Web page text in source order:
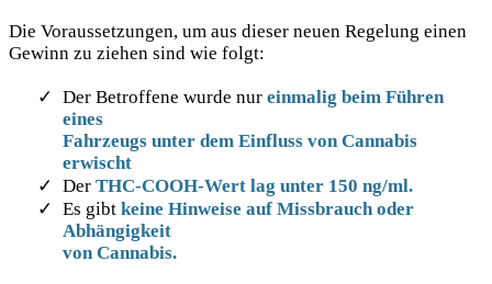
Die Voraussetzungen, um aus dieser neuen Regelung einen
Gewinn zu ziehen sind wie folgt:
Der Betroffene wurde nur einmalig beim Führen
eines
Fahrzeugs unter dem Einfluss von Cannabis
erwischt
Der THC-COOH-Wert lag unter 150 ng/ml.
Es gibt keine Hinweise auf Missbrauch oder
Abhängigkeit
von Cannabis.